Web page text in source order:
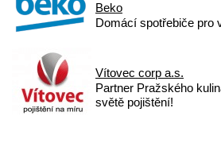
Beko
Domácí spotřebiče pro
Vítovec corp a.s.
Partner Pražského
světě pojištění!